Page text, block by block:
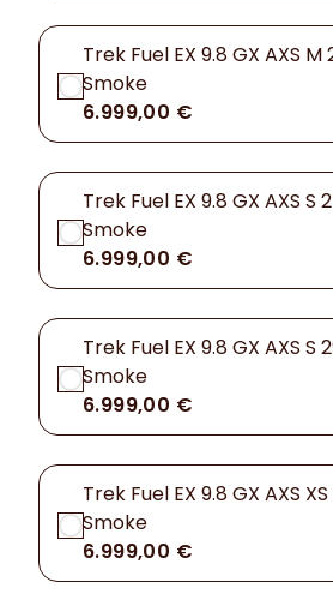
Trek Fuel EX 9.8 GX AXS
Smoke
6.999,00 €
Trek Fuel EX 9.8 GX AXS S
Smoke
6.999,00 €
Trek Fuel EX 9.8 GX AXS S
Smoke
6.999,00 €
Trek Fuel EX 9.8 GX AXS
Smoke
6.999,00 €